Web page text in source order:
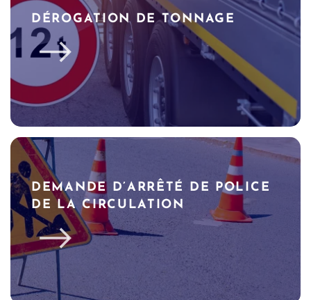
DÉROGATION DE TONNAGE
DEMANDE D’ARRÊTÉ DE POLICE
DE LA CIRCULATION